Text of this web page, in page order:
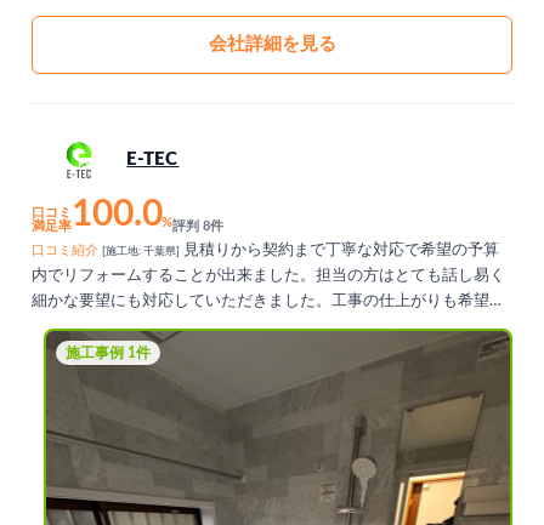
会社詳細を見る
E-TEC
口コミ
満足率100.0%評判 8件
口コミ紹介
[施工地: 千葉県]
見積りから契約まで丁寧な対応で希望の予算
内でリフォームすることが出来ました。担当の方はとても話し易く
細かな要望にも対応していただきました。工事の仕上がりも希望通
りの綺麗な仕上がりにとても満足しています。
施工事例 1件